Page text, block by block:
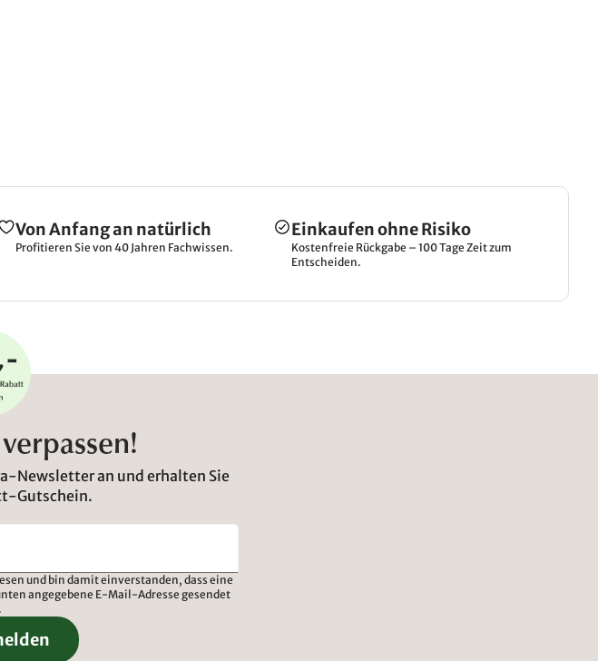
Von Anfang an natürlich
Profitieren Sie von 40 Jahren Fachwissen.
Einkaufen ohne Risiko
Kostenfreie Rückgabe – 100 Tage Zeit zum
Entscheiden.
Newsletter an und erhalten Sie
Gutschein.
und bin damit einverstanden, dass eine
angegebene E-Mail-Adresse gesendet